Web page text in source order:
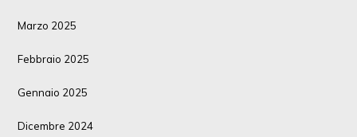
Marzo 2025
Febbraio 2025
Gennaio 2025
Dicembre 2024